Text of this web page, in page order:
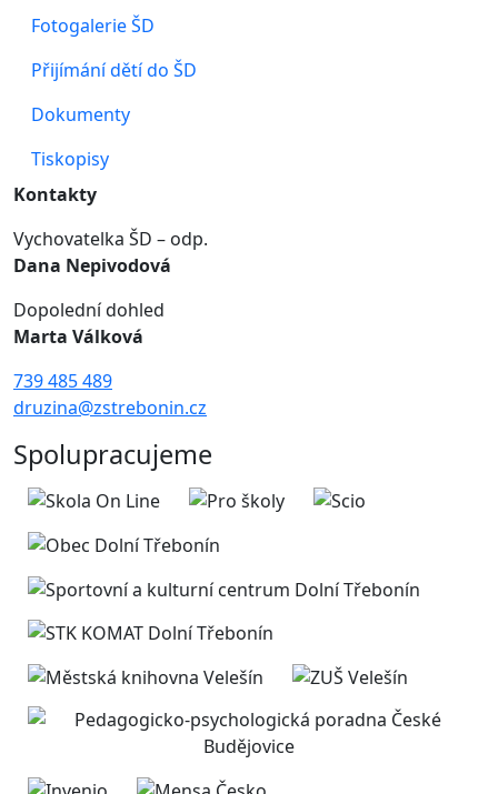
Fotogalerie ŠD
Přijímání dětí do ŠD
Dokumenty
Tiskopisy
Kontakty
Vychovatelka ŠD – odp.
Dana Nepivodová
Dopolední dohled
Marta Válková
739 485 489
druzina@zstrebonin.cz
Spolupracujeme